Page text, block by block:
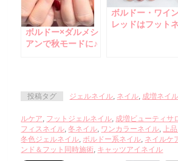
ボルドー×ダルメシ
アンで秋モードに♪
ボルドー・ワイン
レッドはフットネ
投稿タグ ジェルネイル ネイル 成増ネイ
ルケア フットジェルネイル 成増ビューティサ
フィスネイル ,冬ネイル ワンカラーネイル 上
冬色ジェルネイル ボルドー系ネイル ネイルケ
ンド＆フット同時施術 キャッツアイネイル